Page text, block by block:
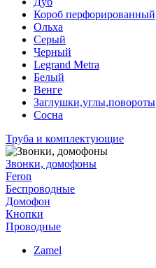
Короб перфорированный
Ольха
Серый
Черный
Legrand Metra
Белый
Венге
Заглушки,углы,повороты
Сосна
Труба и комплектующие
Звонки, домофоны
Feron
Беспроводные
Домофон
Кнопки
Проводные
Zamel